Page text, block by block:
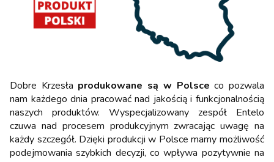
Dobre Krzesła produkowane są w Polsce co pozwala
nam każdego dnia pracować nad jakością i funkcjonalnością
naszych produktów. Wyspecjalizowany zespół Entelo
czuwa nad procesem produkcyjnym zwracając uwagę na
każdy szczegół. Dzięki produkcji w Polsce mamy możliwość
podejmowania szybkich decyzji, co wpływa pozytywnie na